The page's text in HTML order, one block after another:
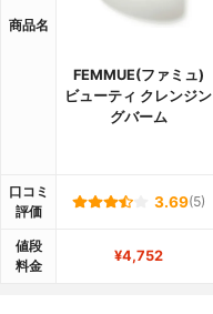
商品名
FEMMUE(ファミュ)
ビューティ クレンジン
グバーム
口コミ
評価
3.69(5)
値段
料金
¥4,752